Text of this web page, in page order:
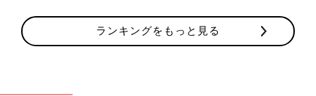
東京」では保険外で料金を設定しています。
【Step1】専用アカウントを登録し、予約する
ランキングをもっと見る